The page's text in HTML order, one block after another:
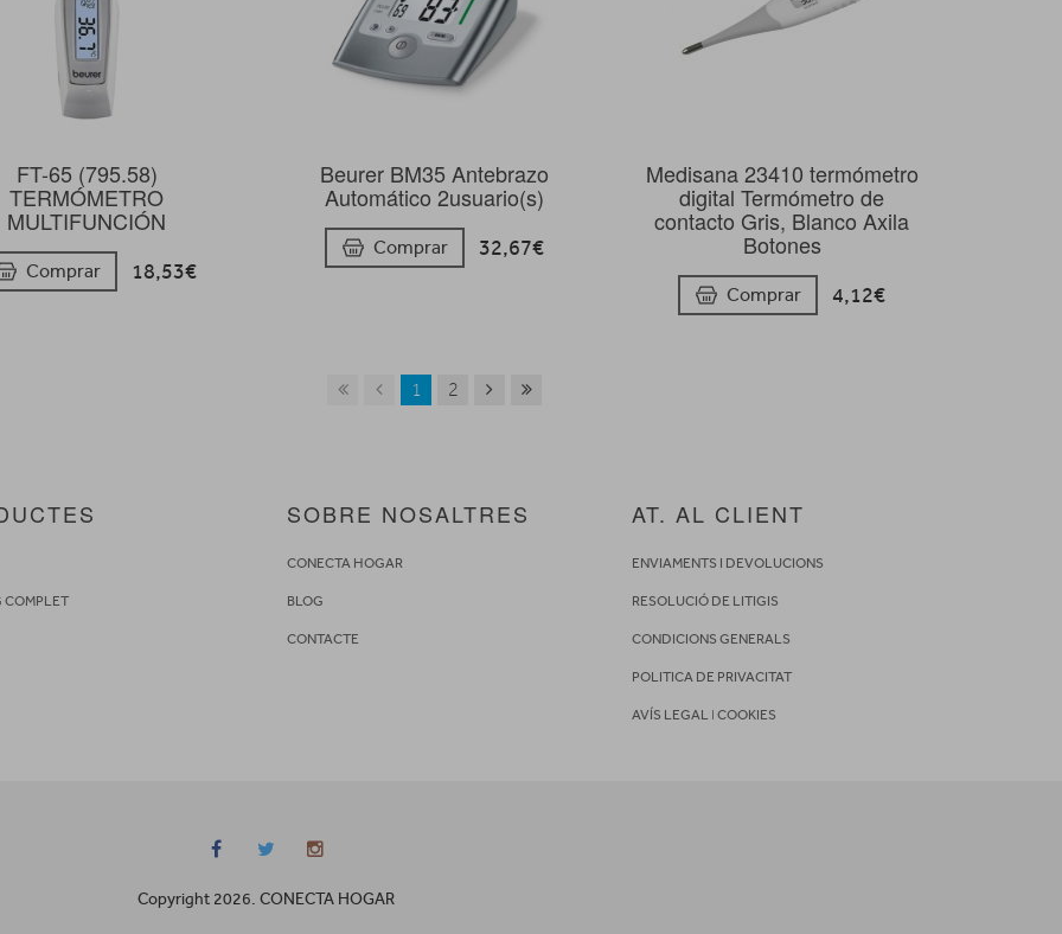
FT-65 (795.58)
TERMÓMETRO
MULTIFUNCIÓN
Comprar 18,53€
Beurer BM35 Antebrazo
Automático 2usuario(s)
Comprar 32,67€
Medisana 23410 termómetro
digital Termómetro de
contacto Gris, Blanco Axila
Botones
Comprar 4,12€
1 2
COMPLET
SOBRE NOSALTRES
CONECTA HOGAR
BLOG
CONTACTE
AT. AL CLIENT
ENVIAMENTS I DEVOLUCIONS
RESOLUCIÓ DE LITIGIS
CONDICIONS GENERALS
POLITICA DE PRIVACITAT
AVÍS LEGAL I COOKIES
Copyright 2026. CONECTA HOGAR